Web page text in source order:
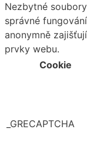
Nezbytné
správné
anonymně
prvky webu.
Cookie
_GRECAPTCHA